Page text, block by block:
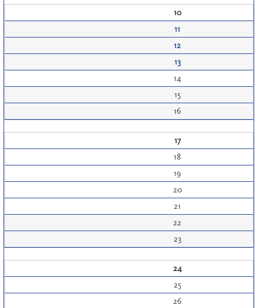
10
11
12
13
14
15
16
17
18
19
20
21
22
23
24
25
26